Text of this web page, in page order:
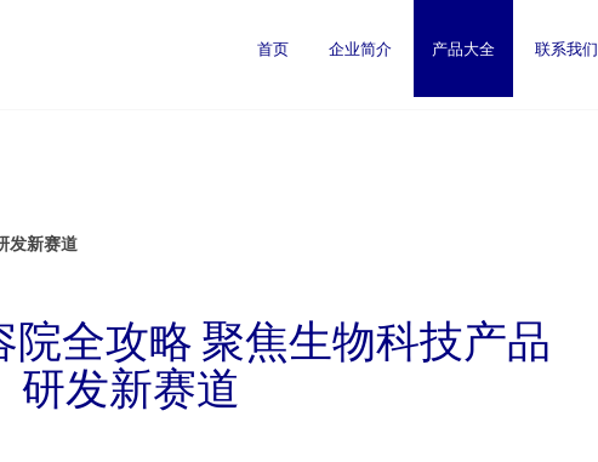
首页 企业简介 产品大全 联系我们
发新赛道
全攻略 聚焦生物科技产品
研发新赛道